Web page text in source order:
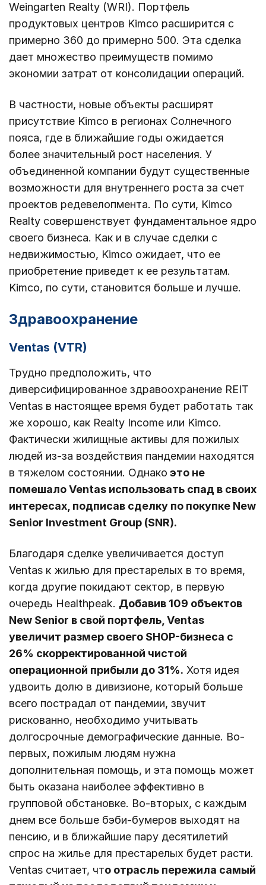
Weingarten Realty (WRI). Портфель
продуктовых центров Kimco расширится с
примерно 360 до примерно 500. Эта сделка
дает множество преимуществ помимо
экономии затрат от консолидации операций.
В частности, новые объекты расширят
присутствие Kimco в регионах Солнечного
пояса, где в ближайшие годы ожидается
более значительный рост населения. У
объединенной компании будут существенные
возможности для внутреннего роста за счет
проектов редевелопмента. По сути, Kimco
Realty совершенствует фундаментальное ядро
​​своего бизнеса. Как и в случае сделки с
недвижимостью, Kimco ожидает, что ее
приобретение приведет к ее результатам.
Kimco, по сути, становится больше и лучше.
Здравоохранение
Ventas (VTR)
Трудно предположить, что
диверсифицированное здравоохранение REIT
Ventas в настоящее время будет работать так
же хорошо, как Realty Income или Kimco.
Фактически жилищные активы для пожилых
людей из-за воздействия пандемии находятся
в тяжелом состоянии. Однако это не
помешало Ventas использовать спад в своих
интересах, подписав сделку по покупке New
Senior Investment Group (SNR).
Благодаря сделке увеличивается доступ
Ventas к жилью для престарелых в то время,
когда другие покидают сектор, в первую
очередь Healthpeak. Добавив 109 объектов
New Senior в свой портфель, Ventas
увеличит размер своего SHOP-бизнеса с
26% скорректированной чистой
операционной прибыли до 31%. Хотя идея
удвоить долю в дивизионе, который больше
всего пострадал от пандемии, звучит
рискованно, необходимо учитывать
долгосрочные демографические данные. Во-
первых, пожилым людям нужна
дополнительная помощь, и эта помощь может
быть оказана наиболее эффективно в
групповой обстановке. Во-вторых, с каждым
днем ​​все больше бэби-бумеров выходят на
пенсию, и в ближайшие пару десятилетий
спрос на жилье для престарелых будет расти.
Ventas считает, что отрасль пережила самый